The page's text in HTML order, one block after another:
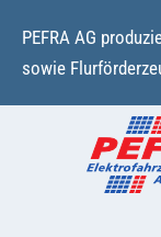
Inhalt
springen
PEFRA AG
sowie